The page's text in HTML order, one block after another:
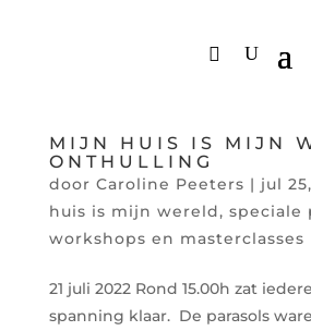
MIJN HUIS IS MIJN
ONTHULLING
door Caroline Peeters | jul
huis is mijn wereld, speciale
workshops en masterclasses
21 juli 2022 Rond 15.00h zat
spanning klaar. De parasols